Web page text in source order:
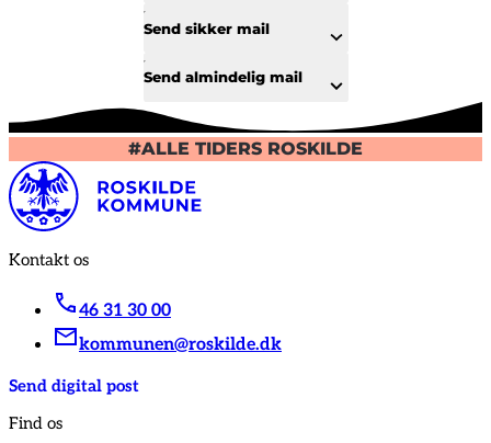
Send sikker mail
Send almindelig mail
#ALLE TIDERS ROSKILDE
Kontakt os
46 31 30 00
kommunen@roskilde.dk
Send digital post
Find os